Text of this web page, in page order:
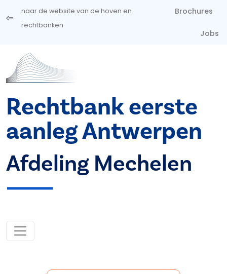
Overslaan en naar de inhoud gaan
naar de website van de hoven en
rechtbanken
Brochures
Jobs
Rechtbank eerste
aanleg Antwerpen
Afdeling Mechelen